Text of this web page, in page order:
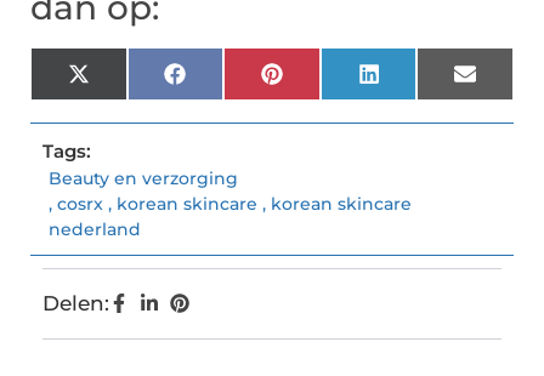
X
(Twitter)
FacebookPinterestLinkedInEmail
Tags:
Beauty en verzorging
, cosrx , korean skincare , korean skincare
nederland
Delen: